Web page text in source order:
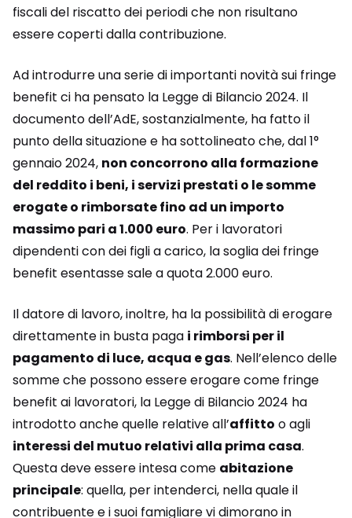
fiscali del riscatto dei periodi che non risultano
essere coperti dalla contribuzione.
Ad introdurre una serie di importanti novità sui fringe
benefit ci ha pensato la Legge di Bilancio 2024. Il
documento dell’AdE, sostanzialmente, ha fatto il
punto della situazione e ha sottolineato che, dal 1°
gennaio 2024, non concorrono alla formazione
del reddito i beni, i servizi prestati o le somme
erogate o rimborsate fino ad un importo
massimo pari a 1.000 euro. Per i lavoratori
dipendenti con dei figli a carico, la soglia dei fringe
benefit esentasse sale a quota 2.000 euro.
Il datore di lavoro, inoltre, ha la possibilità di erogare
direttamente in busta paga i rimborsi per il
pagamento di luce, acqua e gas. Nell’elenco delle
somme che possono essere erogare come fringe
benefit ai lavoratori, la Legge di Bilancio 2024 ha
introdotto anche quelle relative all’affitto o agli
interessi del mutuo relativi alla prima casa.
Questa deve essere intesa come abitazione
principale: quella, per intenderci, nella quale il
contribuente e i suoi famigliare vi dimorano in